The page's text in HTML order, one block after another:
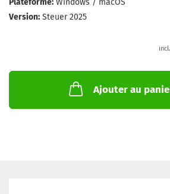
Plateforme: Windows / macOS
Version: Steuer 2025
Ajouter au